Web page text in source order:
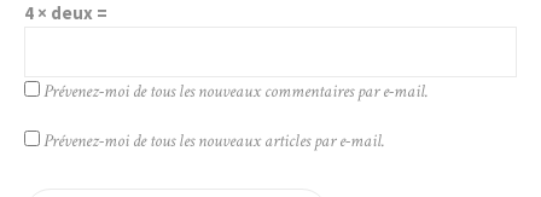
4 × deux =
Prévenez-moi de tous les nouveaux commentaires par e-mail.
Prévenez-moi de tous les nouveaux articles par e-mail.